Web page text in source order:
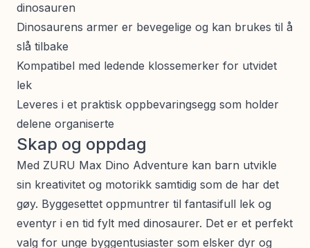
dinosauren
Dinosaurens armer er bevegelige og kan brukes til å
slå tilbake
Kompatibel med ledende klossemerker for utvidet
lek
Leveres i et praktisk oppbevaringsegg som holder
delene organiserte
Skap og oppdag
Med ZURU Max Dino Adventure kan barn utvikle
sin kreativitet og motorikk samtidig som de har det
gøy. Byggesettet oppmuntrer til fantasifull lek og
eventyr i en tid fylt med dinosaurer. Det er et perfekt
valg for unge byggentusiaster som elsker dyr og